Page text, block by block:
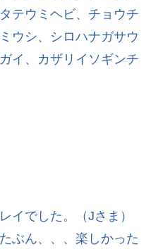
テウミヘビ、チョウチ
ウシ、シロハナガサウ
イ、カザリイソギンチ
イでした。（Jさま）
ぶん、、、楽しかった